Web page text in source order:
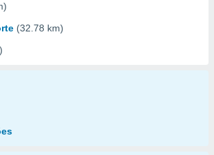
(32.78 km)